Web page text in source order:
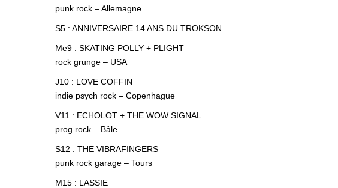
punk rock – Allemagne
S5 : ANNIVERSAIRE 14 ANS DU TROKSON
Me9 : SKATING POLLY + PLIGHT
rock grunge – USA
J10 : LOVE COFFIN
indie psych rock – Copenhague
V11 : ECHOLOT + THE WOW SIGNAL
prog rock – Bâle
S12 : THE VIBRAFINGERS
punk rock garage – Tours
M15 : LASSIE